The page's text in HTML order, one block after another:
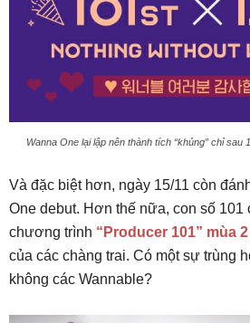
Wanna One lại lập nên thành tích “khủng” chỉ sau
Và đặc biệt hơn, ngày 15/11 còn
One debut. Hơn thế nữa, con số
chương trình “Producer 101” mùa 2
của các chàng trai. Có một sự trùng
không các Wannable?